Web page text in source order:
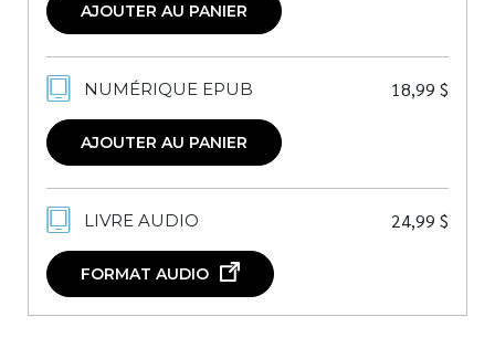
AJOUTER AU PANIER
NUMÉRIQUE EPUB 18,99 $
AJOUTER AU PANIER
LIVRE AUDIO 24,99 $
FORMAT AUDIO